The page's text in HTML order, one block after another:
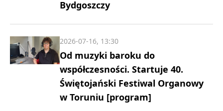
Bydgoszczy
Od muzyki baroku do
współczesności. Startuje 40.
Świętojański Festiwal Organowy
w Toruniu [program]
2026-07-16, 13:30